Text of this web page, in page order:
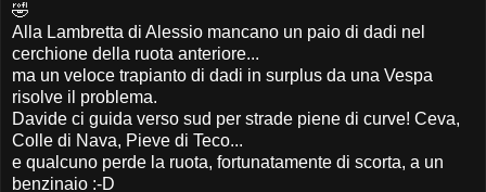
🤣
Alla Lambretta di Alessio mancano un paio di dadi nel
cerchione della ruota anteriore...
ma un veloce trapianto di dadi in surplus da una Vespa
risolve il problema.
Davide ci guida verso sud per strade piene di curve! Ceva,
Colle di Nava, Pieve di Teco...
e qualcuno perde la ruota, fortunatamente di scorta, a un
benzinaio :-D